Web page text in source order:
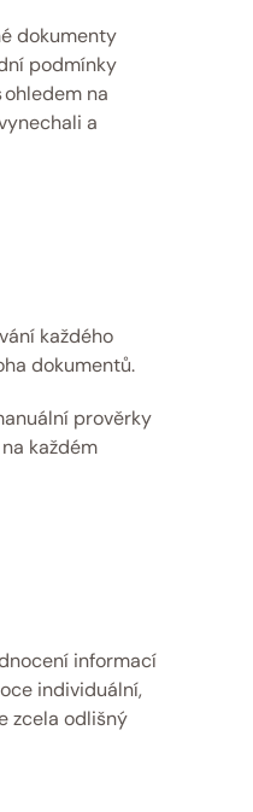
dokumenty
podmínky
na
a
každého
dokumentů.
prověrky
každém
informací
individuální,
zcela odlišný